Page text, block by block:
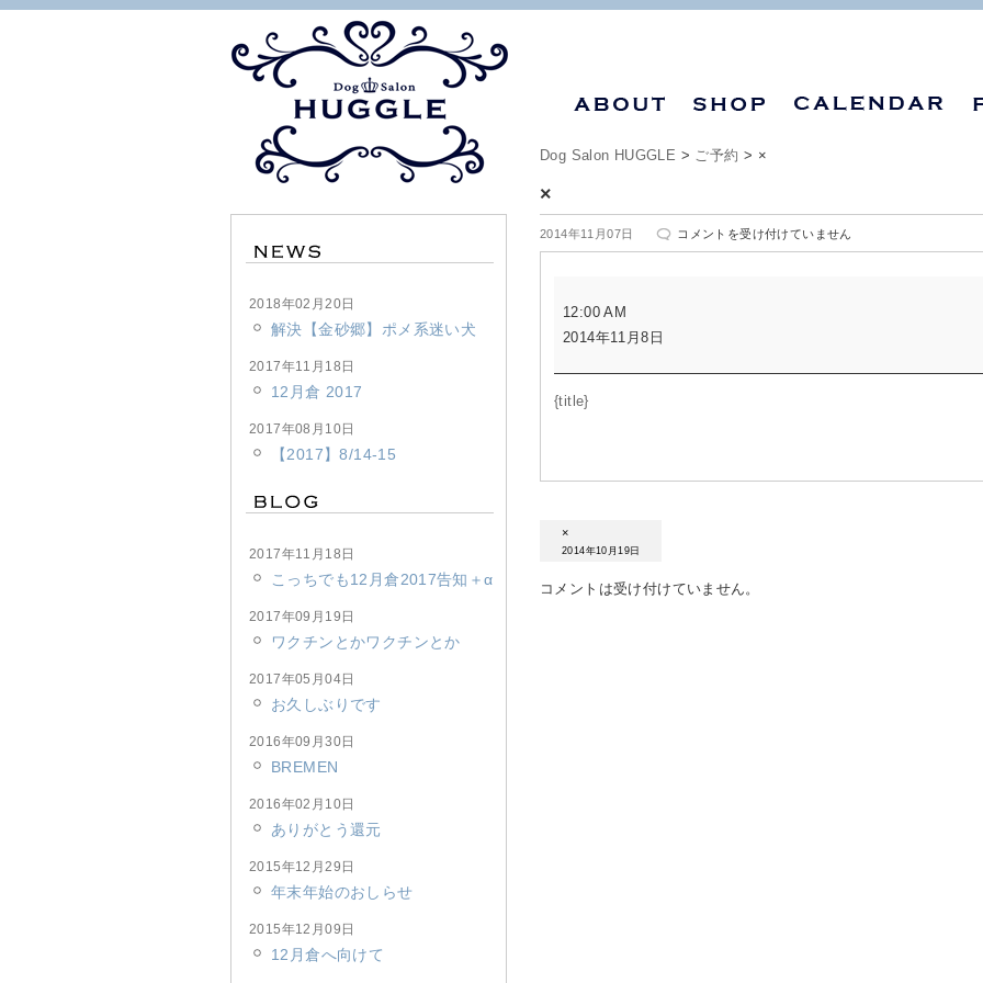
Dog Salon HUGGLE > ご予約 > ×
×
2014年11月07日
×
は
コメントを受け付けていません
12:00 AM
2014年11月8日
{title}
×
2014年10月19日
コメントは受け付けていません。
2018年02月20日
解決【金砂郷】ポメ系迷い犬
2017年11月18日
12月倉 2017
2017年08月10日
【2017】8/14-15
2017年11月18日
こっちでも12月倉2017告知＋α
2017年09月19日
ワクチンとかワクチンとか
2017年05月04日
お久しぶりです
2016年09月30日
BREMEN
2016年02月10日
ありがとう還元
2015年12月29日
年末年始のおしらせ
2015年12月09日
12月倉へ向けて